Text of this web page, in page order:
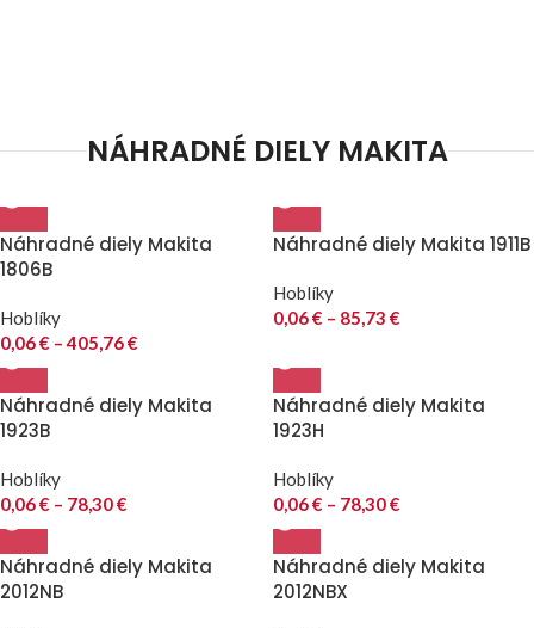
NÁHRADNÉ DIELY MAKITA
Náhradné diely Makita
1806B
Hoblíky
0,06€ – 405,76€
Náhradné diely Makita 1911B
Hoblíky
0,06€ – 85,73 €
Náhradné diely Makita
1923B
Hoblíky
0,06€ – 78,30€
Náhradné diely Makita
1923H
Hoblíky
0,06€ – 78,30€
Náhradné diely Makita
2012NB
Náhradné diely Makita
2012NBX